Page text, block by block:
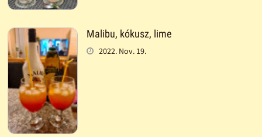
Malibu, kókusz, lime
2022. Nov. 19.